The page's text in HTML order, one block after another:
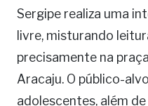
Sergipe realiza uma
livre, misturando
precisamente na
Aracaju. O público-
adolescentes, além